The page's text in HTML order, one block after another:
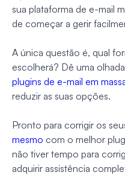
sua plataforma de e-mail
de começar a gerir
A única questão é, qual
escolherá? Dê uma
plugins de e-mail em
reduzir as suas opções.
Pronto para corrigir os
mesmo com o melhor
não tiver tempo para
adquirir assistência